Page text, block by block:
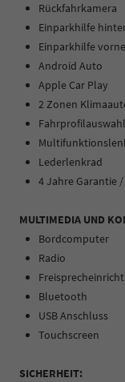
Rückfahrkamera
Einparkhilfe
Einparkhilfe vorne
Android Auto
Apple Car Play
2 Zonen
Lederlenkrad
4 Jahre Garantie /
MULTIMEDIA UND
Bordcomputer
Radio
Bluetooth
USB Anschluss
Touchscreen
SICHERHEIT: